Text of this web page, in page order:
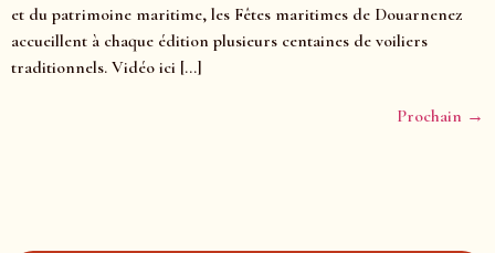
et du patrimoine maritime, les Fêtes maritimes de Douarnenez
accueillent à chaque édition plusieurs centaines de voiliers
traditionnels. Vidéo ici […]
Prochain →